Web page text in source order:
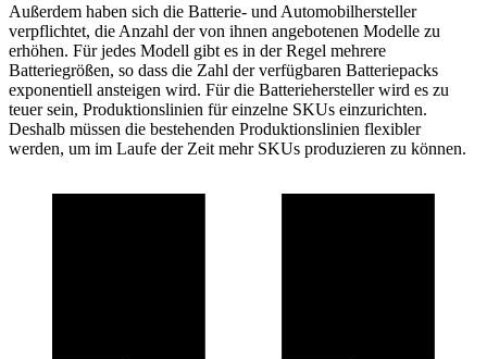
Außerdem haben sich die Batterie- und Automobilhersteller
verpflichtet, die Anzahl der von ihnen angebotenen Modelle zu
erhöhen. Für jedes Modell gibt es in der Regel mehrere
Batteriegrößen, so dass die Zahl der verfügbaren Batteriepacks
exponentiell ansteigen wird. Für die Batteriehersteller wird es zu
teuer sein, Produktionslinien für einzelne SKUs einzurichten.
Deshalb müssen die bestehenden Produktionslinien flexibler
werden, um im Laufe der Zeit mehr SKUs produzieren zu können.